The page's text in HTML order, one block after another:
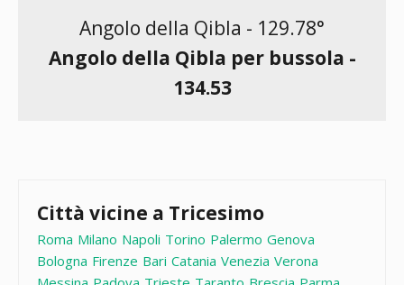
Angolo della Qibla - 129.78°
Angolo della Qibla per bussola -
134.53
Città vicine a Tricesimo
Roma Milano Napoli Torino Palermo Genova
Bologna Firenze Bari Catania Venezia Verona